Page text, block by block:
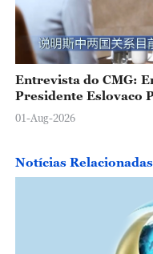
Entrevista do CMG:
Presidente Eslovaco
01-Aug-2026
Notícias Relacionadas